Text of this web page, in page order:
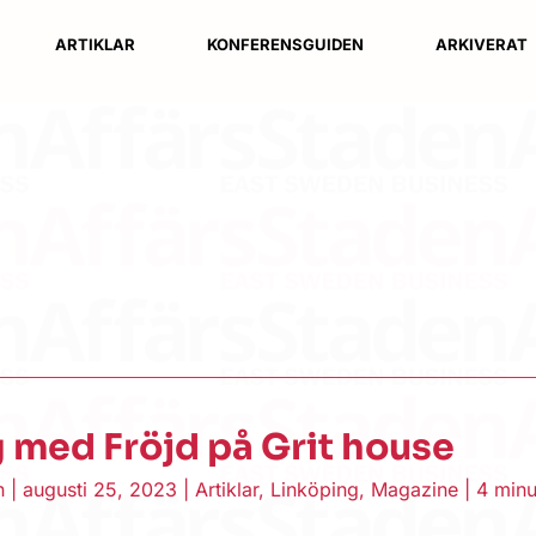
ARTIKLAR KONFERENSGUIDEN ARKIVERAT
med Fröjd på Grit house
|augusti 25, 2023 |Artiklar, Linköping, Magazine 4